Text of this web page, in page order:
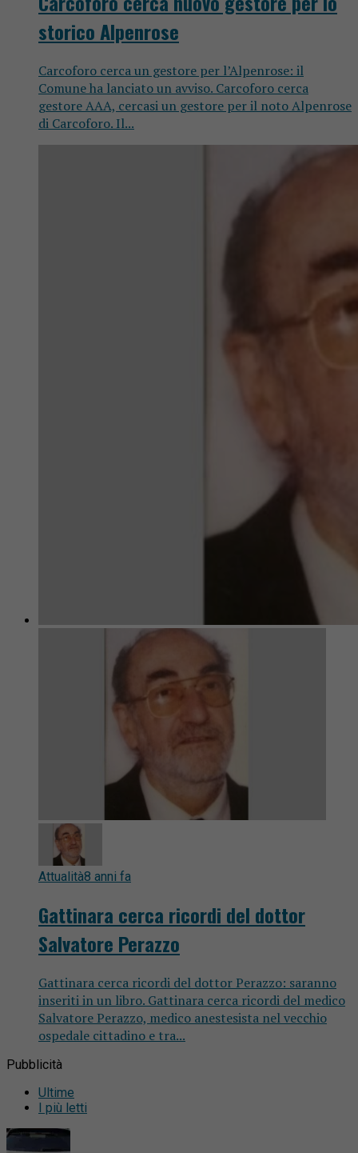
storico Alpenrose
Carcoforo cerca un gestore per l’Alpenrose: il
Comune ha lanciato un avviso. Carcoforo cerca
gestore AAA, cercasi un gestore per il noto Alpenrose
di Carcoforo. Il...
Attualità8 anni fa
Gattinara cerca ricordi del dottor
Salvatore Perazzo
Gattinara cerca ricordi del dottor Perazzo: saranno
inseriti in un libro. Gattinara cerca ricordi del medico
Salvatore Perazzo, medico anestesista nel vecchio
ospedale cittadino e tra...
Pubblicità
Ultime
I più letti